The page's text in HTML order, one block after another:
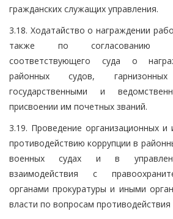
гражданских служащих управления.
3.18. Ходатайство о награждении
также по согласованию с
соответствующего суда о
районных судов,
государственными и
присвоении им почетных званий.
3.19. Проведение организационных
противодействию коррупции в
военных судах и в
взаимодействия с
органами прокуратуры и иными
власти по вопросам противодействия